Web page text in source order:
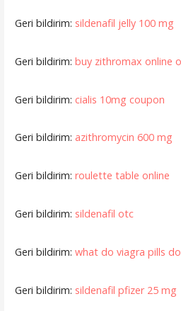
Geri bildirim: sildenafil jelly 100 mg
Geri bildirim: buy zithromax online
Geri bildirim: cialis 10mg coupon
Geri bildirim: azithromycin 600 mg
Geri bildirim: roulette table online
Geri bildirim: sildenafil otc
Geri bildirim: what do viagra pills do
Geri bildirim: sildenafil pfizer 25 mg